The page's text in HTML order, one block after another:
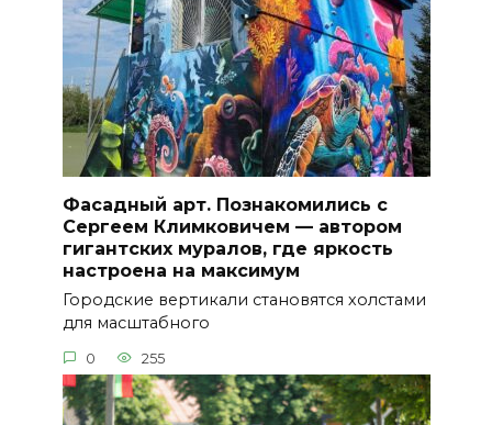
Фасадный арт. Познакомились с
Сергеем Климковичем — автором
гигантских муралов, где яркость
настроена на максимум
Городские вертикали становятся холстами
для масштабного
0 255